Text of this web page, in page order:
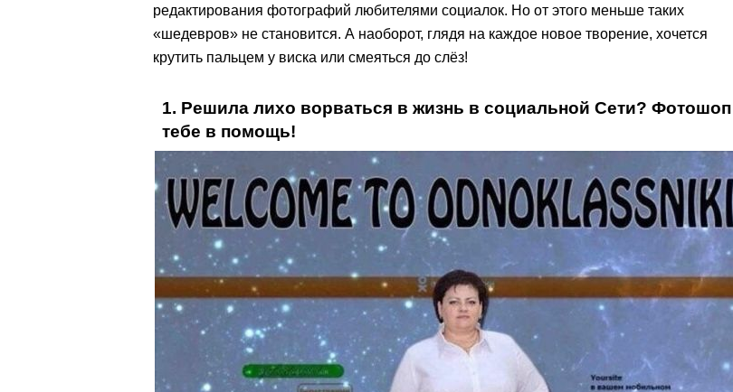
редактирования фотографий любителями социалок. Но от этого меньше таких
«шедевров» не становится. А наоборот, глядя на каждое новое творение, хочется
крутить пальцем у виска или смеяться до слёз!
1. Решила лихо ворваться в жизнь в социальной Сети? Фотошоп
тебе в помощь!